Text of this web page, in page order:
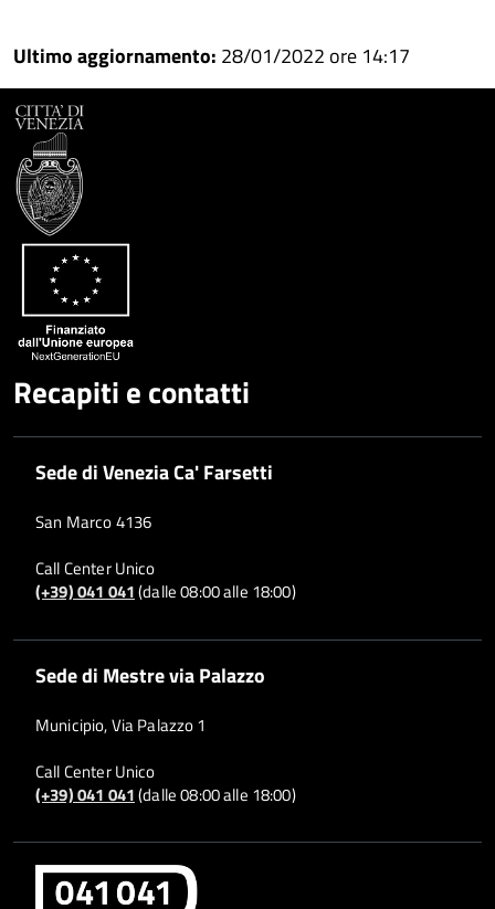
Twitter
su
Condividi
Ultimo aggiornamento: 28/01/2022 ore 14:17
Recapiti e contatti
Sede di Venezia Ca' Farsetti
San Marco 4136
Call Center Unico
(+39) 041 041(dalle 08:00 alle 18:00)
Sede di Mestre via Palazzo
Municipio, Via Palazzo 1
Call Center Unico
(+39) 041 041(dalle 08:00 alle 18:00)